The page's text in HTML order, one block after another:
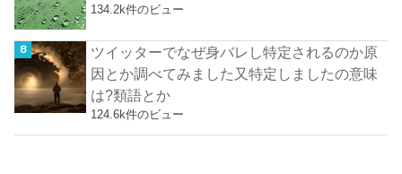
134.2k件のビュー
ツイッターでなぜ身バレし特定されるのか原
因とか調べてみました又特定しましたの意味
は?類語とか
124.6k件のビュー